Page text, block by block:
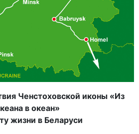
Ченстоховской иконы «Из
в океан»
жизни в Беларуси